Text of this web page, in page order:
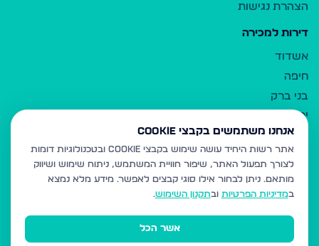
הצהרת נגישות
דירות למכירה
אשדוד
חיפה
בני ברק
ירושלים
אלעד
גבעת זאב
בית שמש
רכסים
מודיעין עילית
אנחנו משתמשים בקבצי Cookie
אתר רשות היחיד עושה שימוש בקבצי Cookie ובטכנולוגיות דומות
לצורך תפעול האתר, שיפור חוויית המשתמש, ניתוח שימוש ושיווק
מותאם. ניתן לבחור אילו סוגי קבצים לאפשר. מידע מלא נמצא
במדיניות הפרטיות ובתקנון השימוש.
אשר הכל